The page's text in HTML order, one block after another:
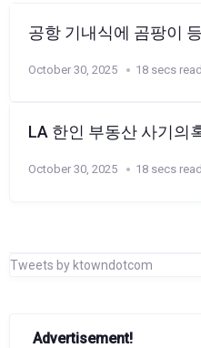
공항 기내식에 곰팡이
October 30, 2025 18 secs read
LA 한인 부동산 사기의
October 30, 2025 18 secs read
Tweets by ktowndotcom
Advertisement!